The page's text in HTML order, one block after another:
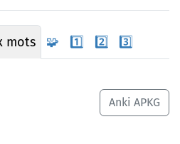
mots 🧩 1️⃣ 2️⃣ 3️⃣
Anki APKG